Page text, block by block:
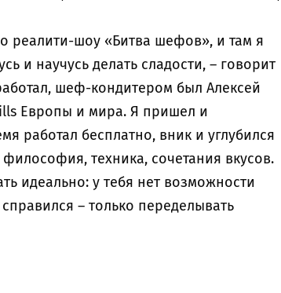
реалити-шоу «Битва шефов», и там я
и научусь делать сладости, – говорит
шеф-кондитером был Алексей
Европы и мира. Я пришел и
работал бесплатно, вник и углубился
техника, сочетания вкусов.
идеально: у тебя нет возможности
– только переделывать